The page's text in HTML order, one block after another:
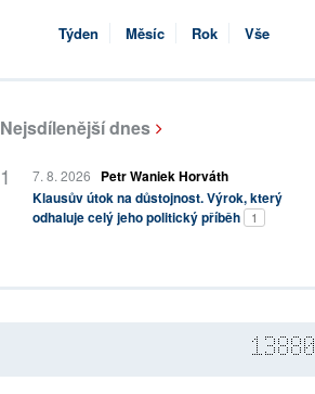
Týden Měsíc Rok Vše
Nejsdílenější dnes
7. 8. 2026
Petr Waniek Horváth
Klausův útok na důstojnost. Výrok, který
odhaluje celý jeho politický příběh
1
13880